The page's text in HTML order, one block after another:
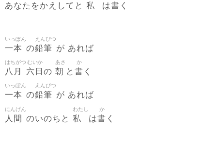
あなたをかえしてと 私 は書 く
一本
いっぽん
の鉛筆
えんぴつ
が あれば
八月
はちがつ
六日
むいか
の 朝
あさ
と 書
か
く
一本
いっぽん
の鉛筆
えんぴつ
が あれば
人間
にんげん
のいのちと 私
わたし
は書
か
く